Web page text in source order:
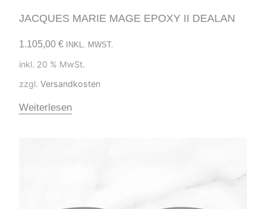
JACQUES MARIE MAGE EPOXY II DEALAN
1.105,00 € INKL. MWST.
inkl. 20 % MwSt.
zzgl. Versandkosten
Weiterlesen